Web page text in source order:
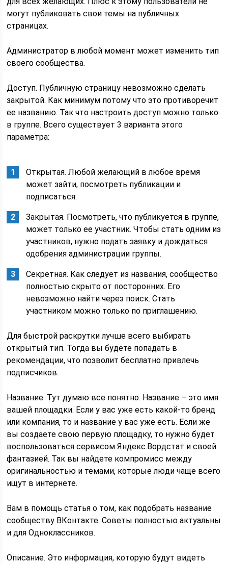
могут публиковать свои темы на публичных
страницах.
Администратор в любой момент может изменить тип
своего сообщества.
Доступ. Публичную страницу невозможно сделать
закрытой. Как минимум потому что это противоречит
ее названию. Так что настроить доступ можно только
в группе. Всего существует 3 варианта этого
параметра:
Открытая. Любой желающий в любое время
может зайти, посмотреть публикации и
подписаться.
Закрытая. Посмотреть, что публикуется в группе,
может только ее участник. Чтобы стать одним из
участников, нужно подать заявку и дождаться
одобрения администрации группы.
Секретная. Как следует из названия, сообщество
полностью скрыто от посторонних. Его
невозможно найти через поиск. Стать
участником можно только по приглашению.
Для быстрой раскрутки лучше всего выбирать
открытый тип. Тогда вы будете попадать в
рекомендации, что позволит бесплатно привлечь
подписчиков.
Название. Тут думаю все понятно. Название – это имя
вашей площадки. Если у вас уже есть какой-то бренд
или компания, то и название у вас уже есть. Если же
вы создаете свою первую площадку, то нужно будет
воспользоваться сервисом Яндекс.Вордстат и своей
фантазией. Так вы найдете компромисс между
оригинальностью и темами, которые люди чаще всего
ищут в интернете.
Вам в помощь статья о том, как подобрать название
сообществу ВКонтакте. Советы полностью актуальны
и для Одноклассников.
Описание. Это информация, которую будут видеть